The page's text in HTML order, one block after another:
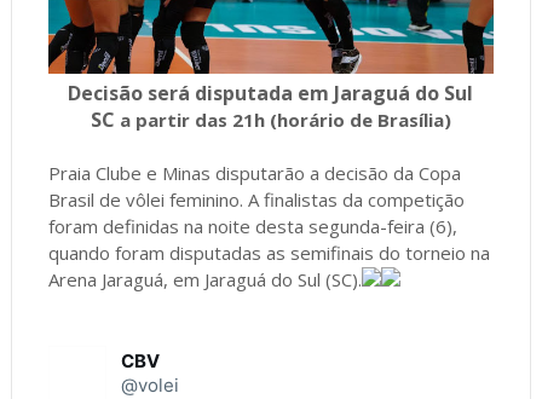
Decisão será disputada em Jaraguá do Sul
SC a partir das 21h (horário de Brasília)
Praia Clube e Minas disputarão a decisão da Copa
Brasil de vôlei feminino. A finalistas da competição
foram definidas na noite desta segunda-feira (6),
quando foram disputadas as semifinais do torneio na
Arena Jaraguá, em Jaraguá do Sul (SC).
CBV
@volei